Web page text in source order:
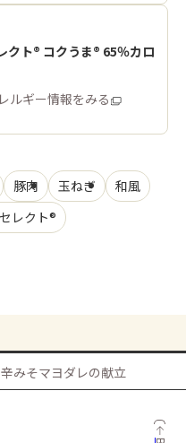
クト® コクうま® 65％カロ
ルギー情報をみる
豚肉 玉ねぎ
和風
レクト®
みそマヨダレの献立